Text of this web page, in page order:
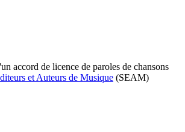
accord de licence de paroles de chansons
et Auteurs de Musique (SEAM)